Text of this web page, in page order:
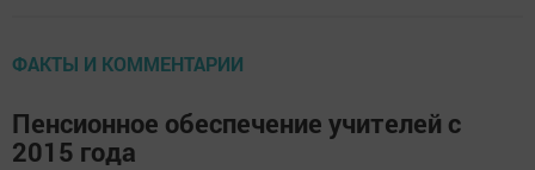
ФАКТЫ И КОММЕНТАРИИ
Пенсионное обеспечение учителей с
2015 года